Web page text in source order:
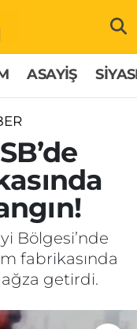
ASAYİŞ
Bölgesi’nde
fabrikasında
ağza getirdi.
Haritası
Fikstür